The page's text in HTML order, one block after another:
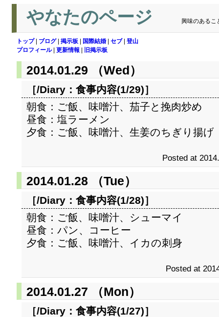
やなたのページ 興味のあるこ
トップ| ブログ| 掲示板 国際結婚 セブ| 登山
プロフィール| 更新情報 旧掲示板
2014.01.29 （Wed）
［/Diary： 食事内容(1/29)］
朝食：ご飯、味噌汁、茄子と挽肉炒め
昼食：塩ラーメン
夕食：ご飯、味噌汁、生姜のちぎり揚げ
Posted at
2014.01.28 （Tue）
［/Diary： 食事内容(1/28)］
朝食：ご飯、味噌汁、シューマイ
昼食：パン、コーヒー
夕食：ご飯、味噌汁、イカの刺身
Posted at
2014.01.27 （Mon）
［/Diary： 食事内容(1/27)］